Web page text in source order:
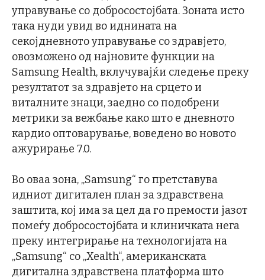
управување со добросостојбата. Зоната исто
така нуди увид во иднината на
секојдневното управување со здравјето,
овозможено од најновите функции на
Samsung Health, вклучувајќи следење преку
резултатот за здравјето на срцето и
виталните знаци, заедно со подобрени
метрики за вежбање како што е дневното
кардио оптоварување, воведено во новото
ажурирање 7.0.
Во оваа зона, „Samsung“ го претставува
идниот дигитален план за здравствена
заштита, кој има за цел да го премости јазот
помеѓу добросостојбата и клиничката нега
преку интегрирање на технологијата на
„Samsung“ со „Xealth“, американската
дигитална здравствена платформа што